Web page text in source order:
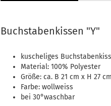
Mainzelmännchen
Platzset
Servietten
Tasse
Buchstabenkissen "Y"
kuscheliges
Material: 100% Polyester
Größe: ca. B 21 cm x H 27
Farbe: wollweiss
bei 30°waschbar